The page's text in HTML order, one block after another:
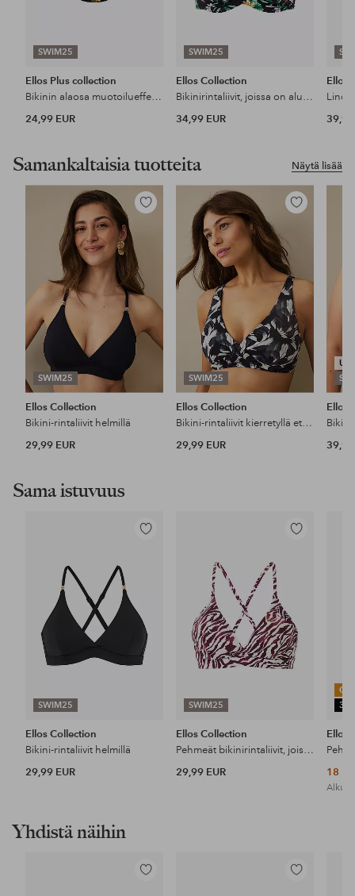
SWIM25
Ellos Plus collection
Bikinin alaosa muotoilueffektillä
24,99 EUR
SWIM25
Ellos Collection
Bikinirintaliivit, joissa on aluskehys
34,99 EUR
Ellos
39,99
Näytä lisää
Samankaltaisia tuotteita
SWIM25
Lisää
suosikkeihin
Ellos Collection
Bikini-rintaliivit helmillä
29,99 EUR
SWIM25
Lisää
Ellos Collection
Bikini-rintaliivit kierretyllä etuosalla
29,99 EUR
Ellos
39,99
Sama istuvuus
SWIM25
Lisää
Ellos Collection
Bikini-rintaliivit helmillä
29,99 EUR
SWIM25
Lisää
Ellos Collection
Pehmeät bikinirintaliivit, joissa on kietaisukappaleet
29,99 EUR
Ellos
18
Yhdistä näihin
Lisää
Lisää